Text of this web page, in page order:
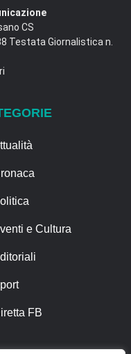
CS
Testata Giornalistica n.
e Cultura
FB